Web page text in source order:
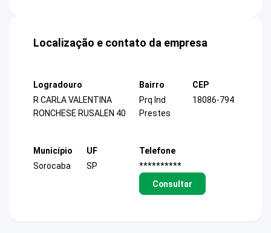
Localização e contato da empresa
Logradouro
R CARLA VALENTINA
RONCHESE RUSALEN 40
Bairro
Prq Ind
Prestes
CEP
18086-794
Município
Sorocaba
UF
SP
Telefone
**********
Consultar